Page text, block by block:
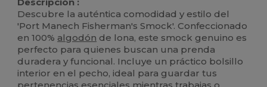
Descripción :
Descubre la auténtica comodidad y estilo del
'Port Manech Fisherman's Smock'. Confeccionado
en 100% algodón de lona, este smock genuino es
perfecto para quienes buscan una prenda
duradera y funcional. Incluye un práctico bolsillo
interior en el pecho, ideal para guardar tus